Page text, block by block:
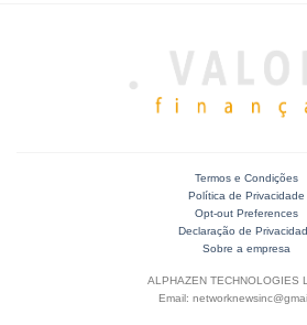
Termos e Condições
Política de Privacidade
Opt-out Preferences
Declaração de
Sobre a empresa
ALPHAZEN TECHNOLOGIES
Email: